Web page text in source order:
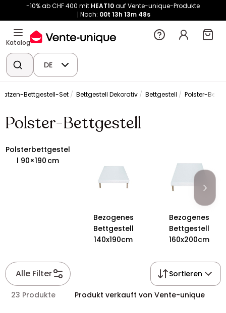
-10% ab CHF 400 mit HEAT10auf Vente-unique-Produkte
Noch: 00t 13h 13m 48s
Katalog
DE
Bettgestell-Set Bettgestell Dekorativ Bettgestell Polster-
Polster-Bettgestell
Polsterbettgestel
l 90×190 cm
Bezogenes
Bettgestell
140x190cm
Bezogenes
Bettgestell
160x200cm
Alle Filter Sortieren
23 Produkte Produkt verkauft von Vente-unique